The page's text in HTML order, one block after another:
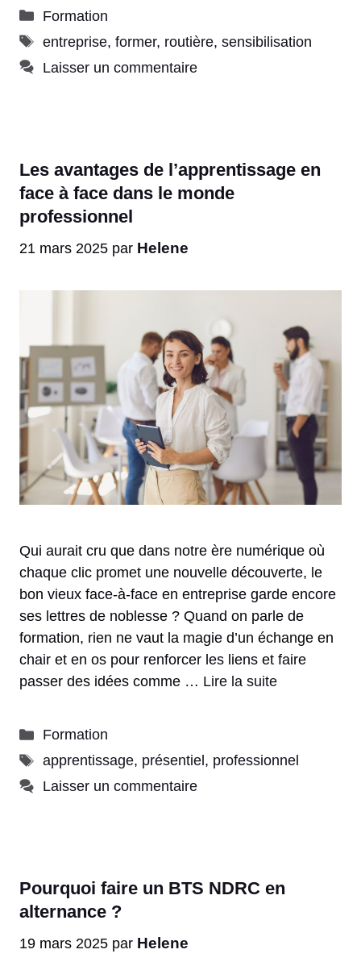
Catégories
Formation
Étiquettes
entreprise, former, routière, sensibilisation
Laisser un commentaire
Les avantages de l’apprentissage en
face à face dans le monde
professionnel
21 mars 2025 par Helene
Qui aurait cru que dans notre ère numérique où
chaque clic promet une nouvelle découverte, le
bon vieux face-à-face en entreprise garde encore
ses lettres de noblesse ? Quand on parle de
formation, rien ne vaut la magie d’un échange en
chair et en os pour renforcer les liens et faire
passer des idées comme … Lire la suite
Catégories
Formation
Étiquettes
apprentissage, présentiel , professionnel
Laisser un commentaire
Pourquoi faire un BTS NDRC en
alternance ?
19 mars 2025 par Helene